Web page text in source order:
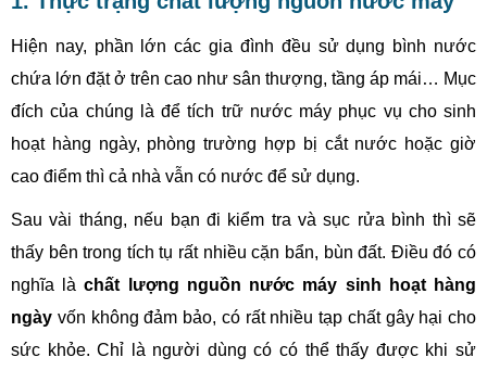
Hiện nay, phần lớn các gia đình đều sử dụng bình nước
chứa lớn đặt ở trên cao như sân thượng, tầng áp mái… Mục
đích của chúng là để tích trữ nước máy phục vụ cho sinh
hoạt hàng ngày, phòng trường hợp bị cắt nước hoặc giờ
cao điểm thì cả nhà vẫn có nước để sử dụng.
Sau vài tháng, nếu bạn đi kiểm tra và sục rửa bình thì sẽ
thấy bên trong tích tụ rất nhiều cặn bẩn, bùn đất. Điều đó có
nghĩa làchất lượng nguồn nước máy sinh hoạt hàng
ngày vốn không đảm bảo, có rất nhiều tạp chất gây hại cho
sức khỏe. Chỉ là người dùng có có thể thấy được khi sử